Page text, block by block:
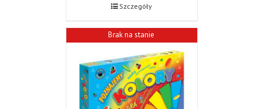
Szczegóły
Brak na stanie